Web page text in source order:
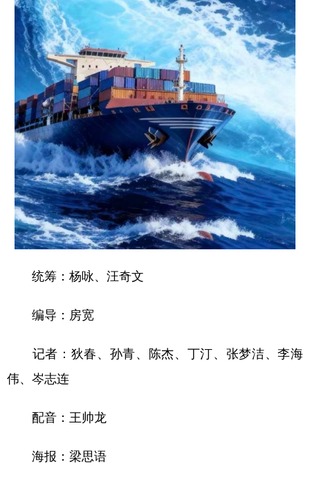
统筹：杨咏、汪奇文
编导：房宽
记者：狄春、孙青、陈杰、丁汀、张梦洁、李海
伟、岑志连
配音：王帅龙
海报：梁思语